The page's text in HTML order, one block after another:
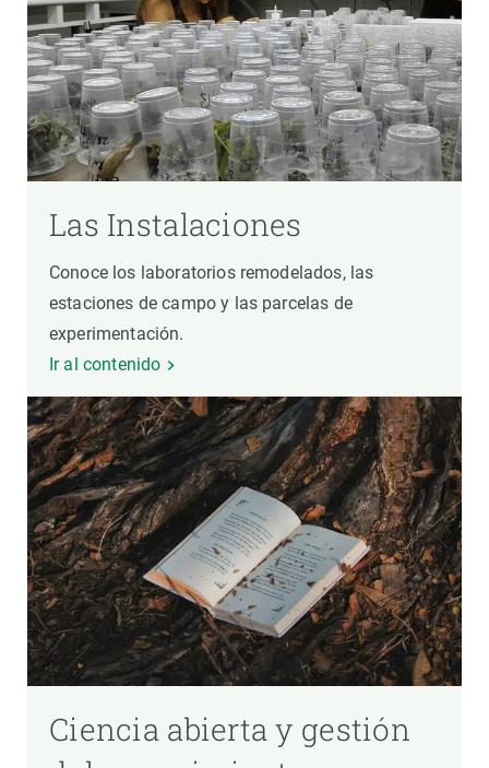
Las Instalaciones
Conoce los laboratorios remodelados, las
estaciones de campo y las parcelas de
experimentación.
Ir al contenido
Ciencia abierta y gestión